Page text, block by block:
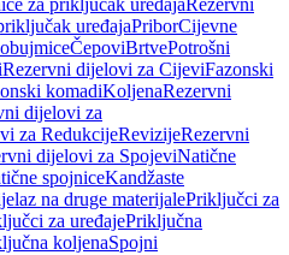
za priključak uređajaRezervni
uređajaPriborCijevne
ČepoviBrtvePotrošni
Rezervni dijelovi za CijeviFazonski
komadiKoljenaRezervni
dijelovi za
za RedukcijeRevizijeRezervni
dijelovi za SpojeviNatične
spojniceKandžaste
na druge materijalePriključci za
za uređajePriključna
koljenaSpojni